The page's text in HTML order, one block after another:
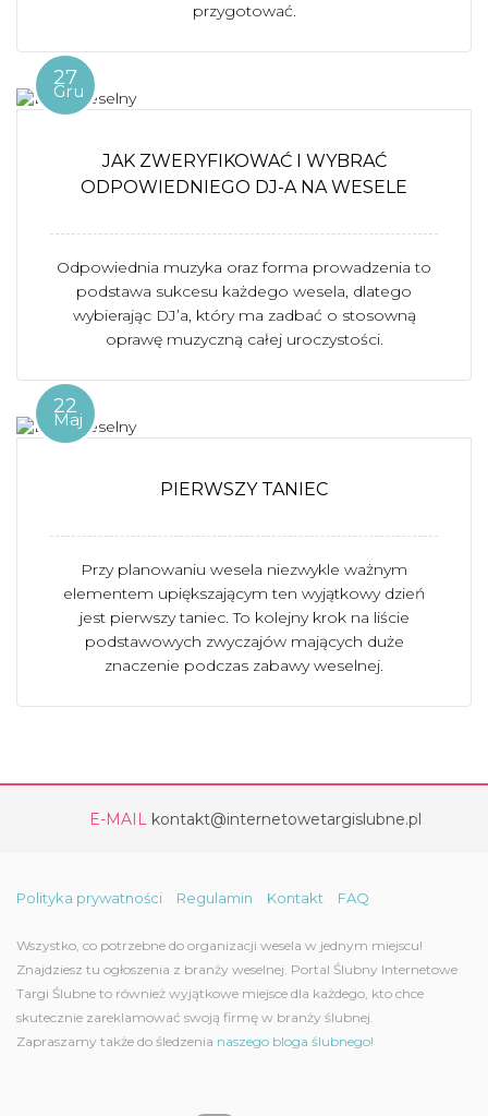
przygotować.
27
Gru
JAK ZWERYFIKOWAĆ I WYBRAĆ
ODPOWIEDNIEGO DJ-A NA WESELE
Odpowiednia muzyka oraz forma prowadzenia to
podstawa sukcesu każdego wesela, dlatego
wybierając DJ’a, który ma zadbać o stosowną
oprawę muzyczną całej uroczystości.
22
Maj
PIERWSZY TANIEC
Przy planowaniu wesela niezwykle ważnym
elementem upiększającym ten wyjątkowy dzień
jest pierwszy taniec. To kolejny krok na liście
podstawowych zwyczajów mających duże
znaczenie podczas zabawy weselnej.
E-MAIL kontakt@internetowetargislubne.pl
Polityka prywatności Regulamin Kontakt FAQ
Wszystko, co potrzebne do organizacji wesela w jednym miejscu!
Znajdziesz tu ogłoszenia z branży weselnej. Portal Ślubny Internetowe
Targi Ślubne to również wyjątkowe miejsce dla każdego, kto chce
skutecznie zareklamować swoją firmę w branży ślubnej.
Zapraszamy także do śledzenia naszego bloga ślubnego!